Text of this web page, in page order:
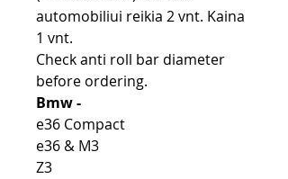
automobiliui reikia 2 vnt. Kaina
1 vnt.
Check anti roll bar diameter
before ordering.
Bmw -
e36 Compact
e36 & M3
Z3